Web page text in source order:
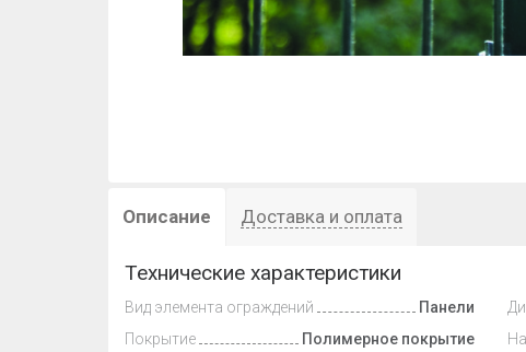
Описание Доставка и оплата
Технические характеристики
Вид элемента ограждений
Панели
Покрытие
Полимерное покрытие